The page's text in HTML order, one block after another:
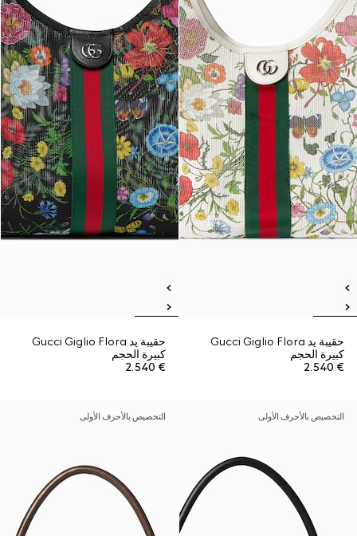
حقيبة يد Gucci Giglio Flora
كبيرة الحجم
€ 2.540
حقيبة يد Gucci Giglio Flora
كبيرة الحجم
€ 2.540
التخصيص بالأحرف الأولى التخصيص بالأحرف الأولى